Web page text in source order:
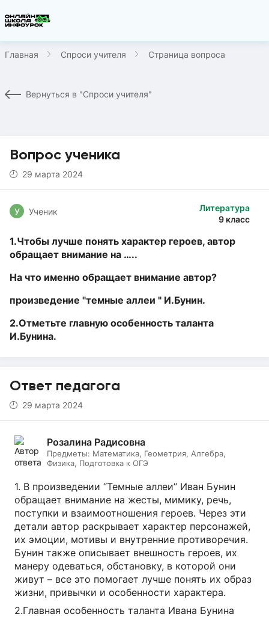
Главная Спроси учителя Страница вопроса
Вернуться в "Спроси учителя"
Вопрос ученика
29 марта 2024
Литература
9 класс
У Ученик
1.Чтобы лучше понять характер героев, автор
обращает внимание на …..
На что именно обращает внимание автор?
произведение "темные аллеи " И.Бунин.
2.Отметьте главную особенность таланта
И.Бунина.
Ответ педагога
29 марта 2024
Розалина Радисовна
Предметы: Математика, Геометрия, Алгебра,
Физика, Подготовка к ОГЭ
1. В произведении “Темные аллеи” Иван Бунин
обращает внимание на жесты, мимику, речь,
поступки и взаимоотношения героев. Через эти
детали автор раскрывает характер персонажей,
их эмоции, мотивы и внутренние противоречия.
Бунин также описывает внешность героев, их
манеру одеваться, обстановку, в которой они
живут – все это помогает лучше понять их образ
жизни, привычки и особенности характера.
2.Главная особенность таланта Ивана Бунина